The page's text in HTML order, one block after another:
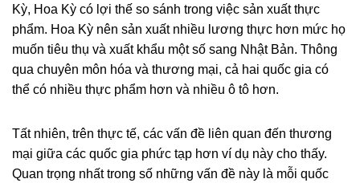
Kỳ, Hoa Kỳ có lợi thế so sánh trong việc sản xuất thực
phẩm. Hoa Kỳ nên sản xuất nhiều lương thực hơn mức họ
muốn tiêu thụ và xuất khẩu một số sang Nhật Bản. Thông
qua chuyên môn hóa và thương mại, cả hai quốc gia có
thể có nhiều thực phẩm hơn và nhiều ô tô hơn.
Tất nhiên, trên thực tế, các vấn đề liên quan đến thương
mại giữa các quốc gia phức tạp hơn ví dụ này cho thấy.
Quan trọng nhất trong số những vấn đề này là mỗi quốc